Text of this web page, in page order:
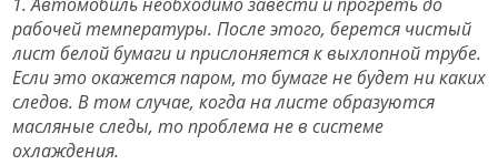
рабочей температуры. После этого, берется чистый
лист белой бумаги и прислоняется к выхлопной трубе.
Если это окажется паром, то бумаге не будет ни каких
следов. В том случае, когда на листе образуются
масляные следы, то проблема не в системе
охлаждения.